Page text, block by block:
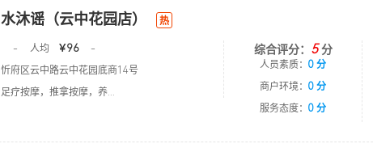
水沐谣（云中花园店） 热
- 人均 ￥96
-
忻府区云中路云中花园底商14号
足疗按摩，推拿按摩，养...
综合评分： 5分
人员素质： 0 分
商户环境： 0 分
服务态度： 0 分